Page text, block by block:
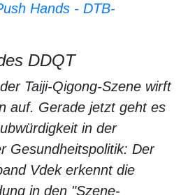
Hands - DTB-
DDQT
Taiji-Qigong-Szene wirft
auf. Gerade jetzt geht es
in der
Gesundheitspolitik: Der
Vdek erkennt die
in den "Szene-